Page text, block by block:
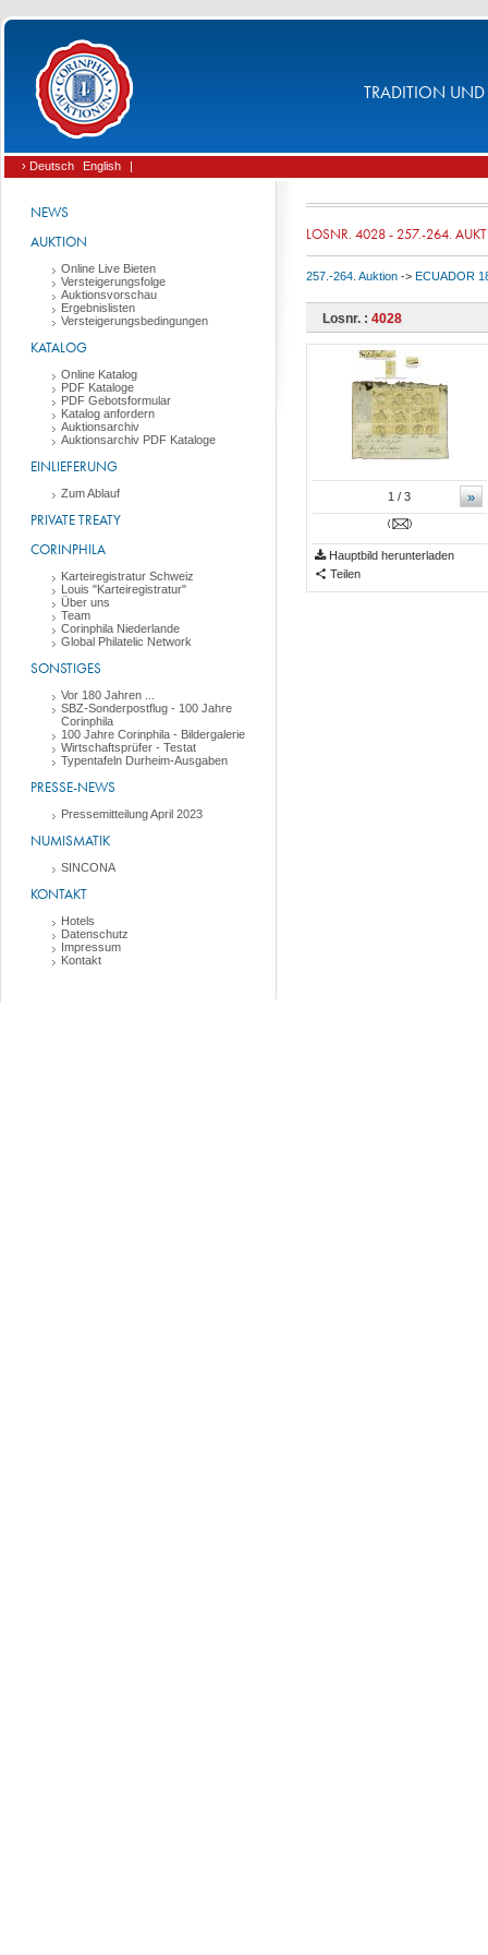
TRADITION UND
› Deutsch English |
NEWS
AUKTION
Online Live Bieten
Versteigerungsfolge
Auktionsvorschau
Ergebnislisten
Versteigerungsbedingungen
KATALOG
Online Katalog
PDF Kataloge
PDF Gebotsformular
Katalog anfordern
Auktionsarchiv
Auktionsarchiv PDF Kataloge
EINLIEFERUNG
Zum Ablauf
PRIVATE TREATY
CORINPHILA
Karteiregistratur Schweiz
Louis "Karteiregistratur"
Über uns
Team
Corinphila Niederlande
Global Philatelic Network
SONSTIGES
Vor 180 Jahren ...
SBZ-Sonderpostflug - 100 Jahre
Corinphila
100 Jahre Corinphila - Bildergalerie
Wirtschaftsprüfer - Testat
Typentafeln Durheim-Ausgaben
PRESSE-NEWS
Pressemitteilung April 2023
NUMISMATIK
SINCONA
KONTAKT
Hotels
Datenschutz
Impressum
Kontakt
LOSNR. 4028 - 257.-264.
257.-264. Auktion -> ECUADOR
Losnr. : 4028
»
1 / 3
Hauptbild herunterladen
Teilen